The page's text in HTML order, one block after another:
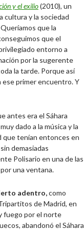
y el exilio(2010), un
cultura y la sociedad
Queríamos que la
que el
entorno a
por la sugerente
la tarde. Porque así
ese primer encuentro. Y
antes era el Sáhara
dado a la música y la
que tenían entonces en
demasiadas
Polisario en una de las
una ventana.
adentro,como
de Madrid, en
fuego por el norte
abandonó el Sáhara